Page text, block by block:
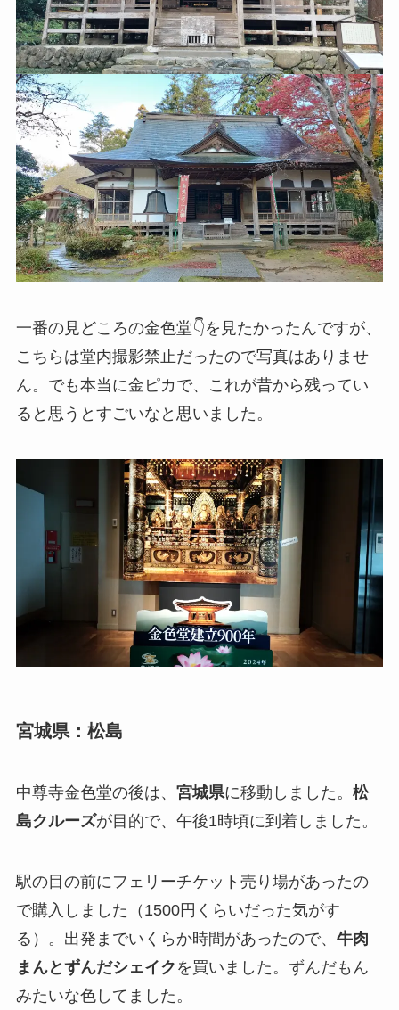
一番の見どころの金色堂👇を見たかったんですが、
こちらは堂内撮影禁止だったので写真はありませ
ん。でも本当に金ピカで、これが昔から残ってい
ると思うとすごいなと思いました。
宮城県：松島
中尊寺金色堂の後は、 宮城県に移動しました。 松
島クルーズが目的で、午後1時頃に到着しました。
駅の目の前にフェリーチケット売り場があったの
で購入しました（1500円くらいだった気がす
る）。出発までいくらか時間があったので、 牛肉
まんとずんだシェイク を買いました。ずんだもん
みたいな色してました。